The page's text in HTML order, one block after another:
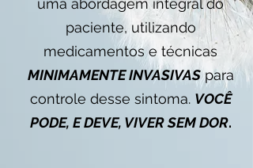
uma abordagem integral do
paciente, utilizando
medicamentos e técnicas
MINIMAMENTE INVASIVASpara
controle desse sintoma. VOCÊ
PODE, E DEVE, VIVER SEM DOR.